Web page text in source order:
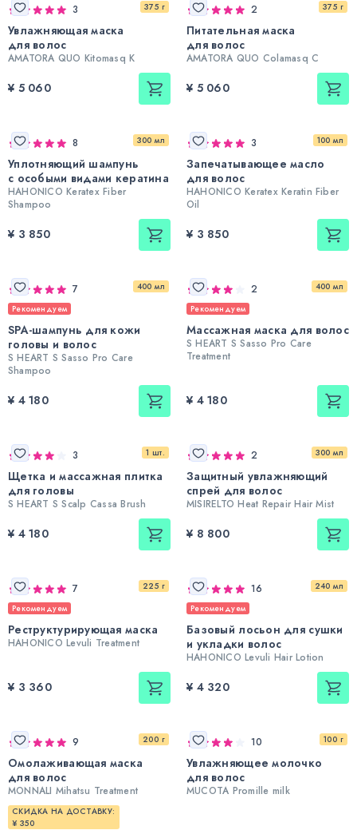
375 г
3
Увлажняющая маска
для волос
AMATORA QUO Kitomasq K
¥ 5 060
375 г
2
Питательная маска
для волос
AMATORA QUO Colamasq C
¥ 5 060
300 мл
8
Уплотняющий шампунь
с особыми видами кератина
HAHONICO Keratex Fiber
Shampoo
¥ 3 850
100 мл
3
Запечатывающее масло
для волос
HAHONICO Keratex Keratin Fiber
Oil
¥ 3 850
400 мл
7
Рекомендуем
SPA-шампунь для кожи
головы и волос
S HEART S Sasso Pro Care
Shampoo
¥ 4 180
400 мл
2
Рекомендуем
Массажная маска для волос
S HEART S Sasso Pro Care
Treatment
¥ 4 180
1 шт.
3
Щетка и массажная плитка
для головы
S HEART S Scalp Cassa Brush
¥ 4 180
300 мл
2
Защитный увлажняющий
спрей для волос
MISIRELTO Heat Repair Hair Mist
¥ 8 800
225 г
7
Рекомендуем
Реструктурирующая маска
HAHONICO Levuli Treatment
¥ 3 360
240 мл
16
Рекомендуем
Базовый лосьон для сушки
и укладки волос
HAHONICO Levuli Hair Lotion
¥ 4 320
200 г
9
Омолаживающая маска
для волос
MONNALI Mihatsu Treatment
СКИДКА НА ДОСТАВКУ:
¥ 350
100 г
10
Увлажняющее молочко
для волос
MUCOTA Promille milk